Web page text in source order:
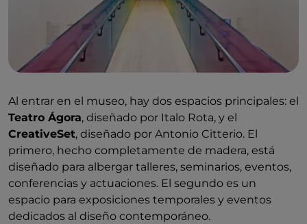
Al entrar en el museo, hay dos espacios principales: el
Teatro Ágora, diseñado por Italo Rota, y el
CreativeSet, diseñado por Antonio Citterio. El
primero, hecho completamente de madera, está
diseñado para albergar talleres, seminarios, eventos,
conferencias y actuaciones. El segundo es un
espacio para exposiciones temporales y eventos
dedicados al diseño contemporáneo.